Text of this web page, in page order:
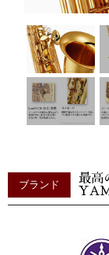
ブランド
最高